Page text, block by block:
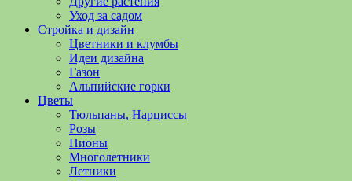
выращивании
Уход за садом
Стройка и дизайн
Цветники и клумбы
Идеи дизайна
Газон
Альпийские горки
Цветы
Тюльпаны, Нарциссы
Розы
Пионы
Многолетники
Летники